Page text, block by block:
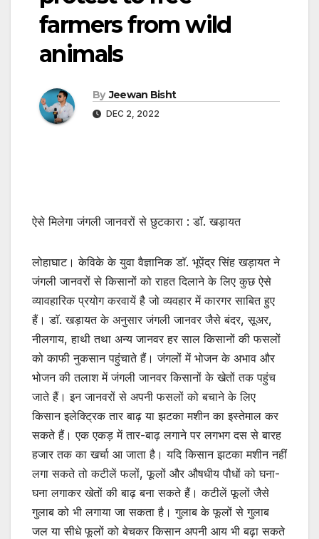
farmers from wild
animals
By Jeewan Bisht
DEC 2, 2022
ऐसे मिलेगा जंगली जानवरों से छुटकारा : डाॅ. खड़ायत
लोहाघाट। केविके के युवा वैज्ञानिक डाॅ. भूपेंद्र सिंह खड़ायत ने
जंगली जानवरों से किसानों को राहत दिलाने के लिए कुछ ऐसे
व्यावहारिक प्रयोग करवायें है जो व्यवहार में कारगर साबित हुए
हैं। डाॅ. खड़ायत के अनुसार जंगली जानवर जैसे बंदर, सूअर,
नीलगाय, हाथी तथा अन्य जानवर हर साल किसानों की फसलों
को काफी नुकसान पहुंचाते हैं। जंगलों में भोजन के अभाव और
भोजन की तलाश में जंगली जानवर किसानों के खेतों तक पहुंच
जाते हैं। इन जानवरों से अपनी फसलों को बचाने के लिए
किसान इलेक्ट्रिक तार बाढ़ या झटका मशीन का इस्तेमाल कर
सकते हैं। एक एकड़ में तार-बाढ़ लगाने पर लगभग दस से बारह
हजार तक का खर्चा आ जाता है। यदि किसान झटका मशीन नहीं
लगा सकते तो कटीलें फलों, फूलों और औषधीय पौधों को घना-
घना लगाकर खेतों की बाढ़ बना सकते हैं। कटीलें फूलों जैसे
गुलाब को भी लगाया जा सकता है। गुलाब के फूलों से गुलाब
जल या सीधे फूलों को बेचकर किसान अपनी आय भी बढ़ा सकते